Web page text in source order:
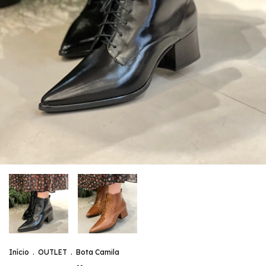
Início . OUTLET . Bota Camila